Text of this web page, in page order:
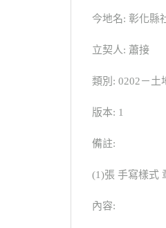
今地名: 彰化縣
立契人: 蕭接
類別: 0202－土
版本: 1
備註:
(1)張 手寫樣式
內容: